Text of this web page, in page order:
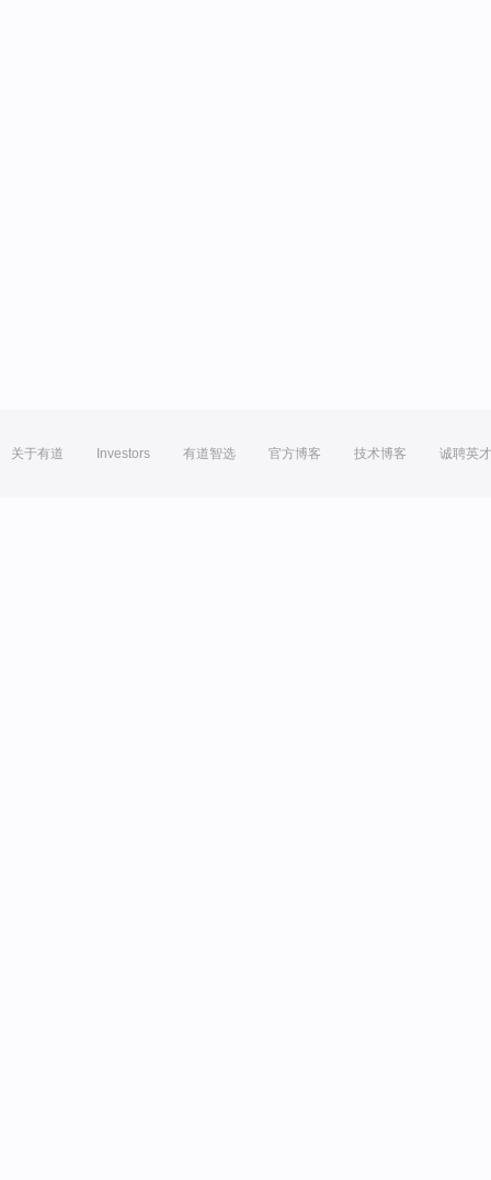
关于有道 Investors 有道智选 官方博客 技术博客 诚聘英才